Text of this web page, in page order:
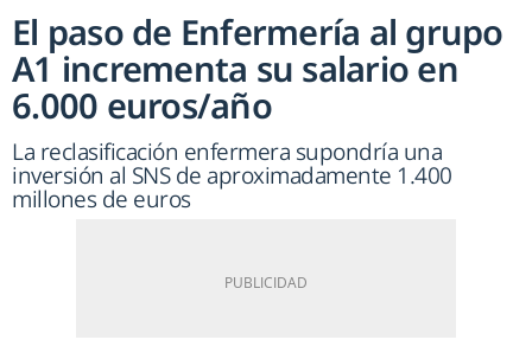
El paso de Enfermería al grupo
A1 incrementa su salario en
6.000 euros/año
La reclasificación enfermera supondría una
inversión al SNS de aproximadamente 1.400
millones de euros